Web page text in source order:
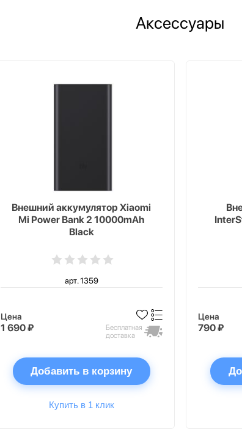
Аксессуары
Внешний аккумулятор Xiaomi
Mi Power Bank 2 10000mAh
Black
арт. 1359
Цена
1 690 ₽
Бесплатная
доставка
Добавить в корзину
Купить в 1 клик
Цена
790 ₽